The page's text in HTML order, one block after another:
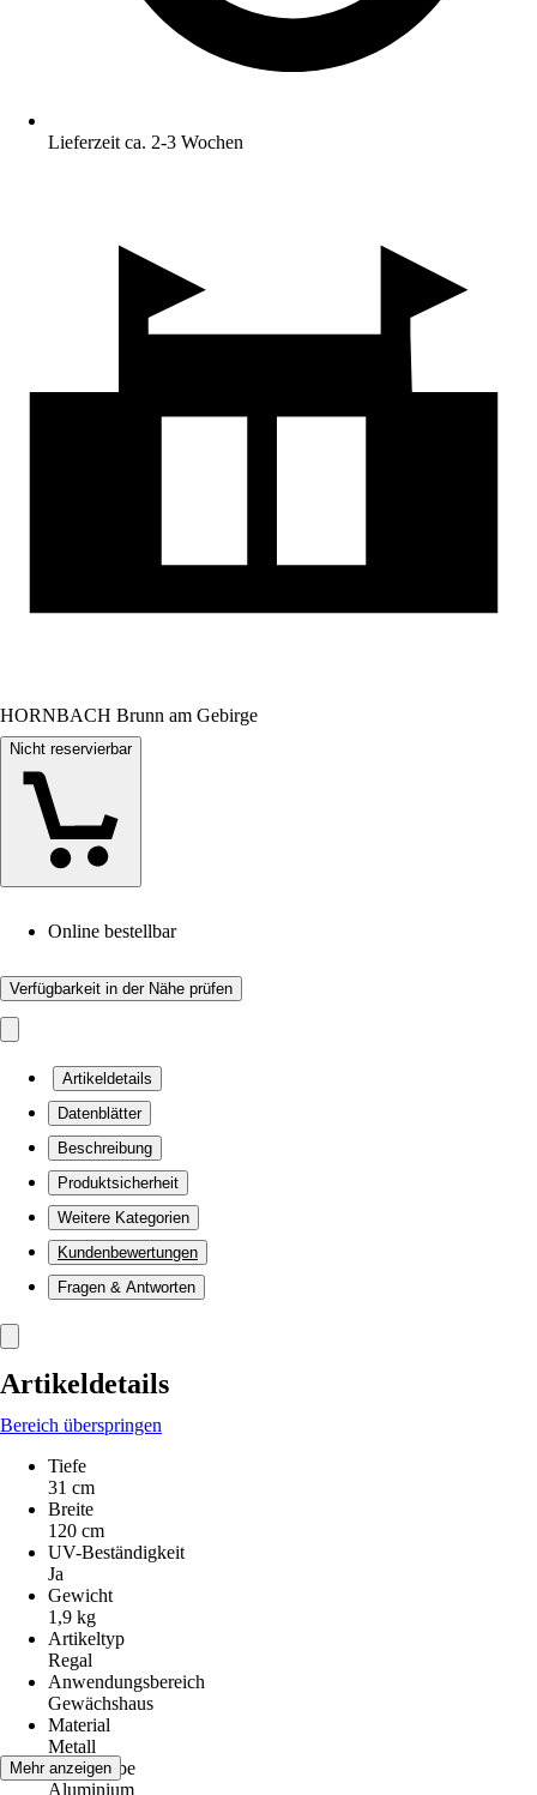
Lieferzeit ca. 2-3 Wochen
HORNBACH Brunn am Gebirge
Nicht reservierbar
Online bestellbar
Verfügbarkeit in der Nähe prüfen
Artikeldetails
Datenblätter
Beschreibung
Produktsicherheit
Weitere Kategorien
Kundenbewertungen
Fragen & Antworten
Artikeldetails
Bereich überspringen
Tiefe
31 cm
Breite
120 cm
UV-Beständigkeit
Ja
Gewicht
1,9 kg
Artikeltyp
Regal
Anwendungsbereich
Gewächshaus
Material
Metall
Grundfarbe
Aluminium
Mehr anzeigen